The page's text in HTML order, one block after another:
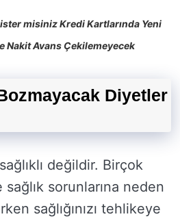
misiniz Kredi Kartlarında Yeni
Nakit Avans Çekilemeyecek
Bozmayacak Diyetler
değildir. Birçok
sorunlarına neden
sağlığınızı tehlikeye